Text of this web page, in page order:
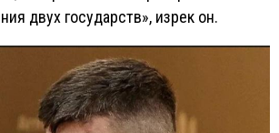
двух государств», изрек он.